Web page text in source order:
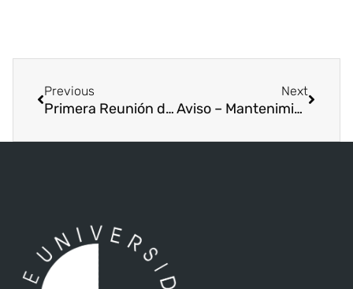
Previous
Primera Reunión docente del Proyecto Amazon Web Educate “Habilidades en la Nube”
Next
Aviso – Mantenimiento del Portal U Online